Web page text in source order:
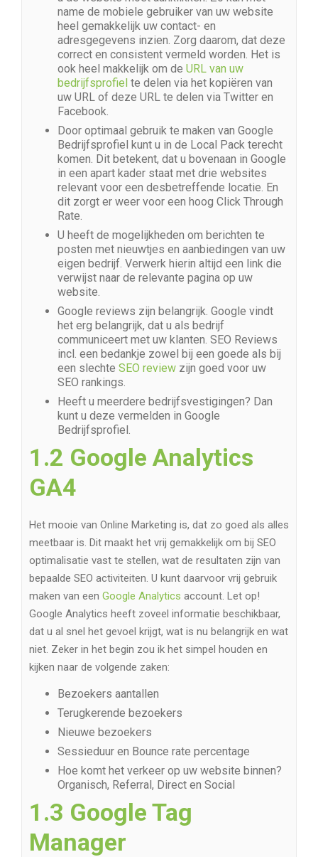
name de mobiele gebruiker van uw website
heel gemakkelijk uw contact- en
adresgegevens inzien. Zorg daarom, dat deze
correct en consistent vermeld worden. Het is
ook heel makkelijk om de URL van uw
bedrijfsprofiel te delen via het kopiëren van
uw URL of deze URL te delen via Twitter en
Facebook.
Door optimaal gebruik te maken van Google
Bedrijfsprofiel kunt u in de Local Pack terecht
komen. Dit betekent, dat u bovenaan in Google
in een apart kader staat met drie websites
relevant voor een desbetreffende locatie. En
dit zorgt er weer voor een hoog Click Through
Rate.
U heeft de mogelijkheden om berichten te
posten met nieuwtjes en aanbiedingen van uw
eigen bedrijf. Verwerk hierin altijd een link die
verwijst naar de relevante pagina op uw
website.
Google reviews zijn belangrijk. Google vindt
het erg belangrijk, dat u als bedrijf
communiceert met uw klanten. SEO Reviews
incl. een bedankje zowel bij een goede als bij
een slechte SEO review zijn goed voor uw
SEO rankings.
Heeft u meerdere bedrijfsvestigingen? Dan
kunt u deze vermelden in Google
Bedrijfsprofiel.
1.2 Google Analytics
GA4
Het mooie van Online Marketing is, dat zo goed als alles
meetbaar is. Dit maakt het vrij gemakkelijk om bij SEO
optimalisatie vast te stellen, wat de resultaten zijn van
bepaalde SEO activiteiten. U kunt daarvoor vrij gebruik
maken van een Google Analytics account. Let op!
Google Analytics heeft zoveel informatie beschikbaar,
dat u al snel het gevoel krijgt, wat is nu belangrijk en wat
niet. Zeker in het begin zou ik het simpel houden en
kijken naar de volgende zaken:
Bezoekers aantallen
Terugkerende bezoekers
Nieuwe bezoekers
Sessieduur en Bounce rate percentage
Hoe komt het verkeer op uw website binnen?
Organisch, Referral, Direct en Social
1.3 Google Tag
Manager